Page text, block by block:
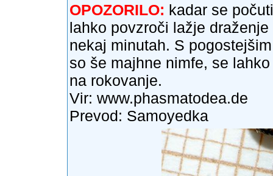
OPOZORILO: kadar se
lahko povzroči lažje
nekaj minutah. S
so še majhne nimfe, se
na rokovanje.
Vir: www.phasmatodea.de
Prevod: Samoyedka